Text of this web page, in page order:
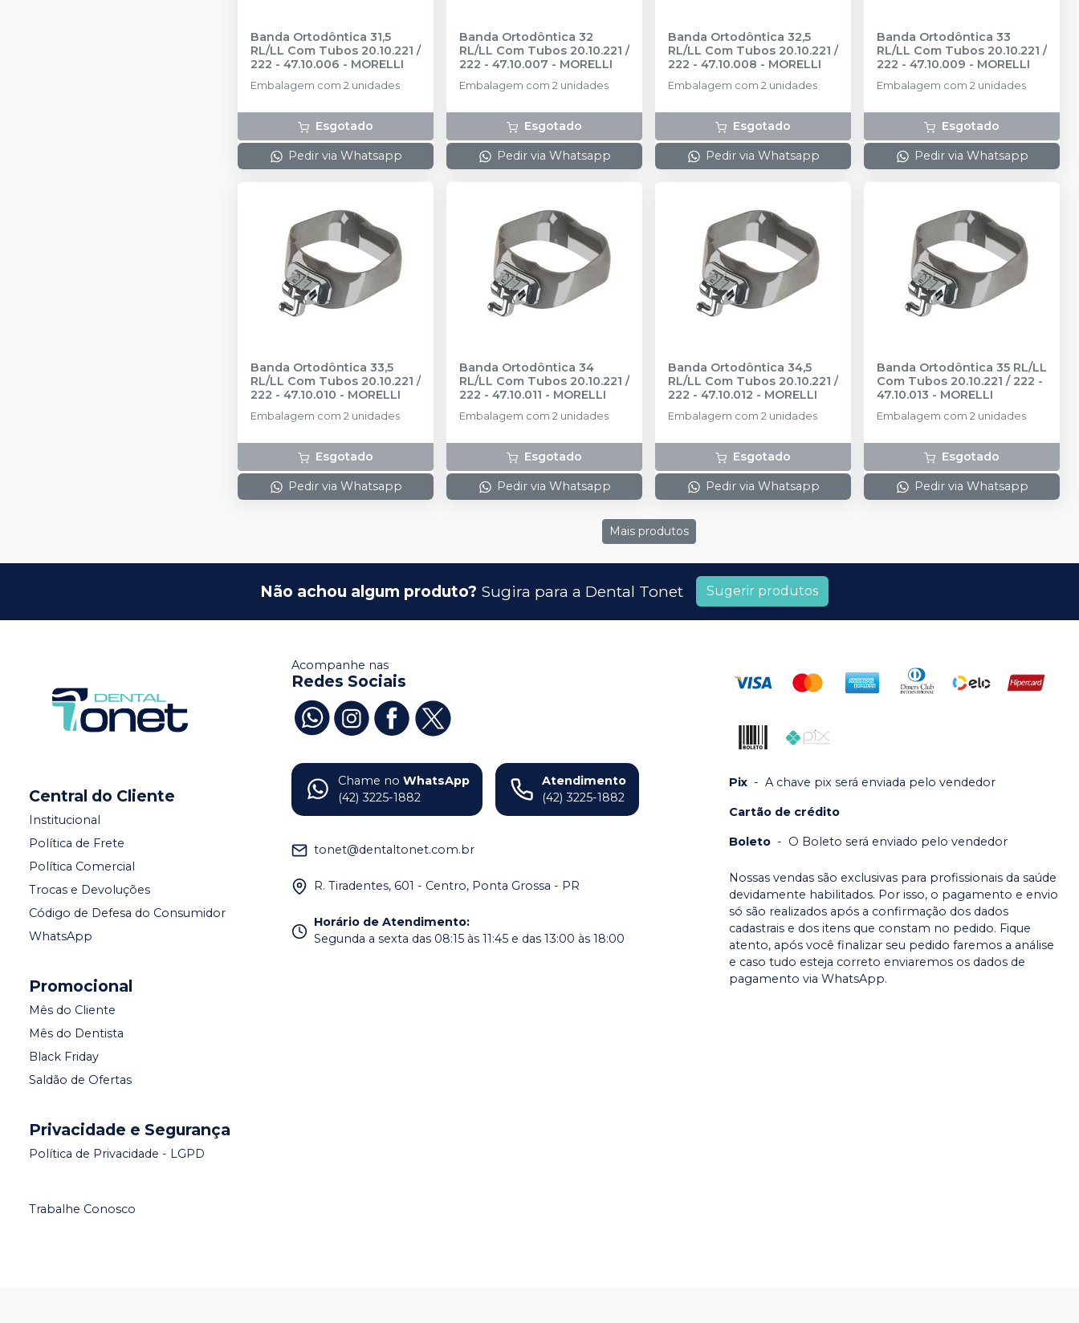
Banda Ortodôntica 31,5
RL/LL Com Tubos 20.10.221 /
222 - 47.10.006 - MORELLI
Embalagem com 2 unidades
Esgotado
Pedir via Whatsapp
Banda Ortodôntica 32
RL/LL Com Tubos 20.10.221 /
222 - 47.10.007 - MORELLI
Embalagem com 2 unidades
Esgotado
Pedir via Whatsapp
Banda Ortodôntica 32,5
RL/LL Com Tubos 20.10.221 /
222 - 47.10.008 - MORELLI
Embalagem com 2 unidades
Esgotado
Pedir via Whatsapp
Banda Ortodôntica 33
RL/LL Com Tubos 20.10.221 /
222 - 47.10.009 - MORELLI
Embalagem com 2 unidades
Esgotado
Pedir via Whatsapp
Banda Ortodôntica 33,5
RL/LL Com Tubos 20.10.221 /
222 - 47.10.010 - MORELLI
Embalagem com 2 unidades
Esgotado
Pedir via Whatsapp
Banda Ortodôntica 34
RL/LL Com Tubos 20.10.221 /
222 - 47.10.011 - MORELLI
Embalagem com 2 unidades
Esgotado
Pedir via Whatsapp
Banda Ortodôntica 34,5
RL/LL Com Tubos 20.10.221 /
222 - 47.10.012 - MORELLI
Embalagem com 2 unidades
Esgotado
Pedir via Whatsapp
Banda Ortodôntica 35 RL/LL
Com Tubos 20.10.221 / 222 -
47.10.013 - MORELLI
Embalagem com 2 unidades
Esgotado
Pedir via Whatsapp
Mais produtos
Não achou algum produto? Sugira para a Dental Tonet Sugerir produtos
Central do Cliente
Institucional
Política de Frete
Política Comercial
Trocas e Devoluções
Código de Defesa do Consumidor
WhatsApp
Promocional
Mês do Cliente
Mês do Dentista
Black Friday
Saldão de Ofertas
Privacidade e Segurança
Política de Privacidade - LGPD
Trabalhe Conosco
Acompanhe nas
Redes Sociais
Chame no WhatsApp
(42) 3225-1882
Atendimento
(42) 3225-1882
tonet@dentaltonet.com.br
R. Tiradentes, 601 - Centro, Ponta Grossa - PR
Horário de Atendimento:
Segunda a sexta das 08:15 às 11:45 e das 13:00 às 18:00
Pix - A chave pix será enviada pelo vendedor
Cartão de crédito
Boleto - O Boleto será enviado pelo vendedor
Nossas vendas são exclusivas para profissionais da saúde
devidamente habilitados. Por isso, o pagamento e envio
só são realizados após a confirmação dos dados
cadastrais e dos itens que constam no pedido. Fique
atento, após você finalizar seu pedido faremos a análise
e caso tudo esteja correto enviaremos os dados de
pagamento via WhatsApp.